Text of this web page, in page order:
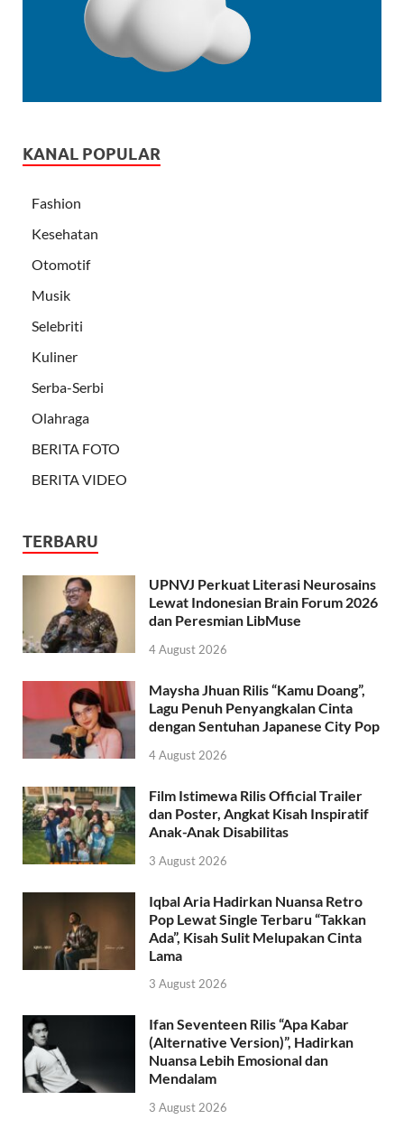
KANAL POPULAR
Fashion
Kesehatan
Otomotif
Musik
Selebriti
Kuliner
Serba-Serbi
Olahraga
BERITA FOTO
BERITA VIDEO
TERBARU
UPNVJ Perkuat Literasi Neurosains
Lewat Indonesian Brain Forum 2026
dan Peresmian LibMuse
4 August 2026
Maysha Jhuan Rilis “Kamu Doang”,
Lagu Penuh Penyangkalan Cinta
dengan Sentuhan Japanese City Pop
4 August 2026
Film Istimewa Rilis Official Trailer
dan Poster, Angkat Kisah Inspiratif
Anak-Anak Disabilitas
3 August 2026
Iqbal Aria Hadirkan Nuansa Retro
Pop Lewat Single Terbaru “Takkan
Ada”, Kisah Sulit Melupakan Cinta
Lama
3 August 2026
Ifan Seventeen Rilis “Apa Kabar
(Alternative Version)”, Hadirkan
Nuansa Lebih Emosional dan
Mendalam
3 August 2026